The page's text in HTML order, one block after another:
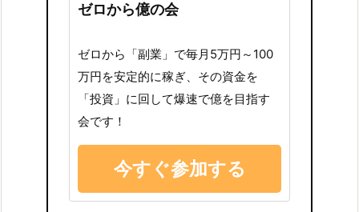
ゼロから億の会
ゼロから「副業」で毎月5万円～100
万円を安定的に稼ぎ、その資金を
「投資」に回して爆速で億を目指す
会です！
今すぐ参加する